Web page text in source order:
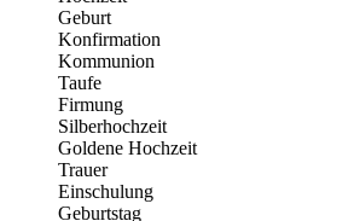
Geburt
Konfirmation
Kommunion
Taufe
Firmung
Silberhochzeit
Goldene Hochzeit
Trauer
Einschulung
Geburtstag